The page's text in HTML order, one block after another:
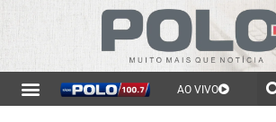
AO VIVO